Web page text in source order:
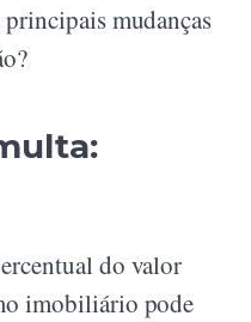
principais mudanças
do valor
imobiliário pode